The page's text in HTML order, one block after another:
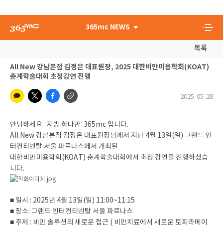
365mc NEWS
목록
All New 강남본점 김정은 대표원장, 2025 대한비만미용학회(KOAT)
춘계학술대회 초청강연 진행
2025-05-28
안녕하세요. ‘지방 하나만’ 365mc 입니다.
All New 강남본점 김정은 대표원장님께서 지난 4월 13일(일) 그랜드 인
터컨티넨탈 서울 파르나스에서 개최된
대한비만미용학회(KOAT) 춘계학술대회에서 초청 강연을 진행하셨습
니다.
■ 일시 : 2025년 4월 13일(일) 11:00~11:15
■ 장소: 그랜드 인터컨티넨탈 서울 파르나스
■ 주제 : 비만 솔루션의 새로운 접근 ( 비만치료에서 새로운 토피라메이